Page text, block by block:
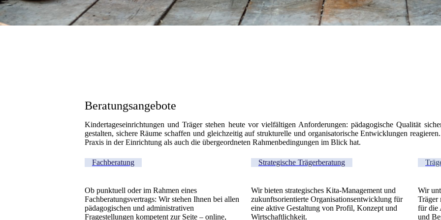
Beratungsangebote
Kindertageseinrichtungen und Träger stehen heute vor vielfältigen Anforderungen: pädagogische Qualität
gestalten, sichere Räume schaffen und gleichzeitig auf strukturelle und organisatorische Entwicklungen
Praxis in der Einrichtung als auch die übergeordneten Rahmenbedingungen im Blick hat.
Fachberatung Strategische Trägerberatung
Ob punktuell oder im Rahmen eines
Fachberatungsvertrags: Wir stehen Ihnen bei allen
pädagogischen und administrativen
Fragestellungen kompetent zur Seite – online,
Wir bieten strategisches Kita-Management und
zukunftsorientierte Organisationsentwicklung für
eine aktive Gestaltung von Profil, Konzept und
Wirtschaftlichkeit.
Wir
Träger
für die
und